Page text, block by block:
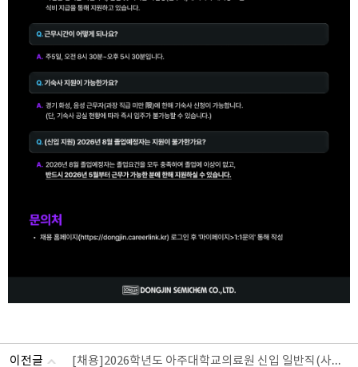
이전글 [채용]2026학년도 아주대학교의료원 신입 일반직(사무) 정규직 공채